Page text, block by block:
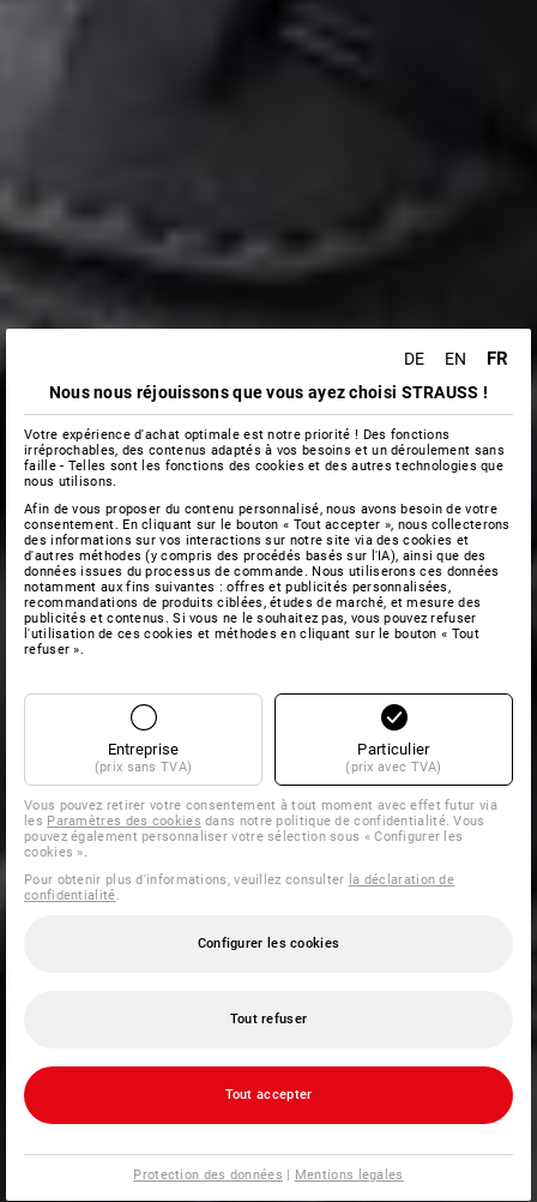
DE EN FR
Nous nous réjouissons que vous ayez choisi STRAUSS !
Votre expérience d'achat optimale est notre priorité ! Des fonctions
irréprochables, des contenus adaptés à vos besoins et un déroulement sans
faille - Telles sont les fonctions des cookies et des autres technologies que
nous utilisons.
Afin de vous proposer du contenu personnalisé, nous avons besoin de votre
consentement. En cliquant sur le bouton « Tout accepter », nous collecterons
des informations sur vos interactions sur notre site via des cookies et
d'autres méthodes (y compris des procédés basés sur l'IA), ainsi que des
données issues du processus de commande. Nous utiliserons ces données
notamment aux fins suivantes : offres et publicités personnalisées,
recommandations de produits ciblées, études de marché, et mesure des
publicités et contenus. Si vous ne le souhaitez pas, vous pouvez refuser
l'utilisation de ces cookies et méthodes en cliquant sur le bouton « Tout
refuser ».
Entreprise
(prix sans TVA)
Particulier
(prix avec TVA)
Vous pouvez retirer votre consentement à tout moment avec effet futur via
les Paramètres des cookies dans notre politique de confidentialité. Vous
pouvez également personnaliser votre sélection sous « Configurer les
cookies ».
Pour obtenir plus d'informations, veuillez consulter la déclaration de
confidentialité
Configurer les cookies
Tout refuser
Tout accepter
Protection des données | Mentions legales